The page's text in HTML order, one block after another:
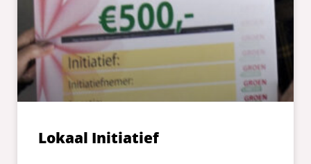
Lokaal Initiatief